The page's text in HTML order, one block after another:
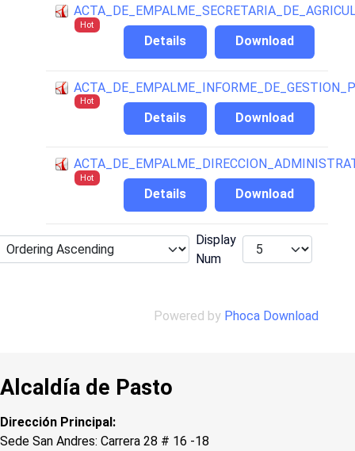
Hot
Download
Details
Hot
Download
Details
Hot
Download
Details
Display
Num
Powered by Phoca Download
Alcaldía de Pasto
Dirección Principal:
Sede San Andres: Carrera 28 # 16 -18